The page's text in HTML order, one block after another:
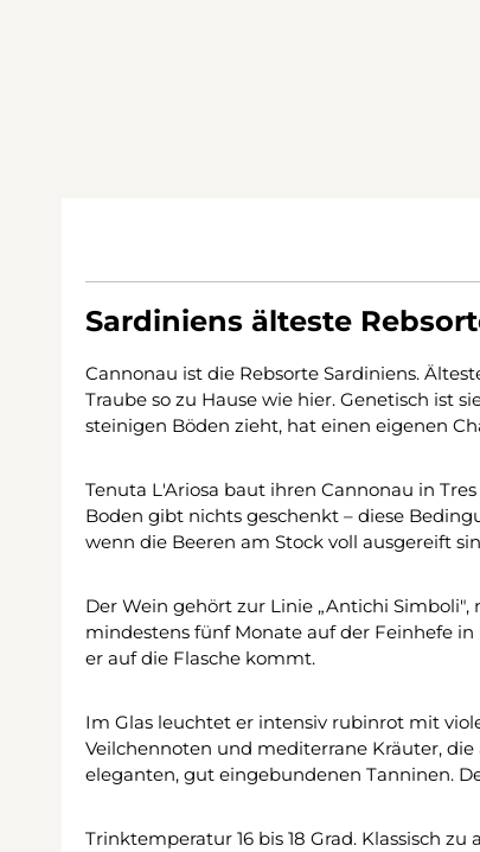
Sardiniens älteste
Cannonau ist die Rebsorte Sardiniens.
Traube so zu Hause wie hier. Genetisch ist
steinigen Böden zieht, hat einen eigenen
Tenuta L'Ariosa baut ihren Cannonau in
Boden gibt nichts geschenkt – diese
wenn die Beeren am Stock voll ausgereift
Der Wein gehört zur Linie „Antichi
mindestens fünf Monate auf der Feinhefe
er auf die Flasche kommt.
Im Glas leuchtet er intensiv rubinrot mit
Veilchennoten und mediterrane Kräuter,
eleganten, gut eingebundenen Tanninen.
Trinktemperatur 16 bis 18 Grad. Klassisch